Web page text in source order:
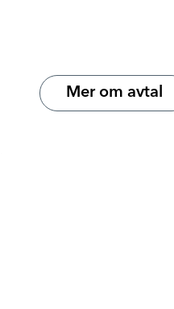
Mer om avtal